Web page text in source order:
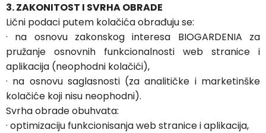
3. ZAKONITOST I SVRHA OBRADE
Lični podaci putem kolačića obrađuju se:
· na osnovu zakonskog interesa BIOGARDENIA za
pružanje osnovnih funkcionalnosti web stranice i
aplikacija (neophodni kolačići),
· na osnovu saglasnosti (za analitičke i marketinške
kolačiće koji nisu neophodni).
Svrha obrade obuhvata:
· optimizaciju funkcionisanja web stranice i aplikacija,